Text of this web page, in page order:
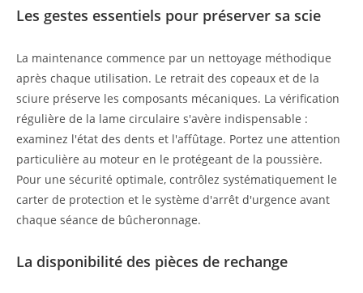
Les gestes essentiels pour préserver sa scie
La maintenance commence par un nettoyage méthodique
après chaque utilisation. Le retrait des copeaux et de la
sciure préserve les composants mécaniques. La vérification
régulière de la lame circulaire s'avère indispensable :
examinez l'état des dents et l'affûtage. Portez une attention
particulière au moteur en le protégeant de la poussière.
Pour une sécurité optimale, contrôlez systématiquement le
carter de protection et le système d'arrêt d'urgence avant
chaque séance de bûcheronnage.
La disponibilité des pièces de rechange